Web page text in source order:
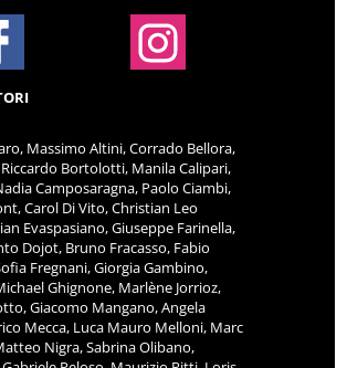
Massimo Altini, Corrado Bellora,
Bortolotti, Manila Calipari,
Camposaragna, Paolo Ciambi,
Carol Di Vito, Christian Leo
Evaspasiano, Giuseppe Farinella,
Dojot, Bruno Fracasso, Fabio
Fregnani, Giorgia Gambino,
Ghignone, Marlène Jorrioz,
Giacomo Mangano, Angela
Mecca, Luca Mauro Melloni, Marc
Nigra, Sabrina Olibano,